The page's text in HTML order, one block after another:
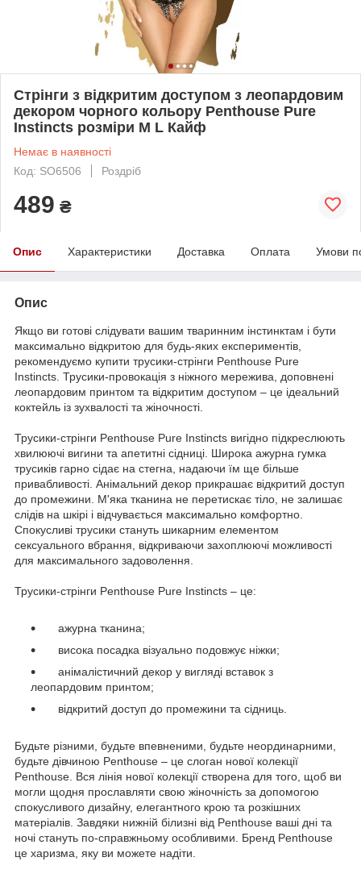
Стрінги з відкритим доступом з леопардовим
декором чорного кольору Penthouse Pure
Instincts розміри M L Кайф
Немає в наявності
Код: SO6506
Роздріб
489 ₴
Опис Характеристики Доставка Оплата Умови
Опис
Якщо ви готові слідувати вашим тваринним інстинктам і бути
максимально відкритою для будь-яких експериментів,
рекомендуємо купити трусики-стрінги Penthouse Pure
Instincts. Трусики-провокація з ніжного мережива, доповнені
леопардовим принтом та відкритим доступом – це ідеальний
коктейль із зухвалості та жіночності.
Трусики-стрінги Penthouse Pure Instincts вигідно підкреслюють
хвилюючі вигини та апетитні сідниці. Широка ажурна гумка
трусиків гарно сідає на стегна, надаючи їм ще більше
привабливості. Анімальний декор прикрашає відкритий доступ
до промежини. М'яка тканина не перетискає тіло, не залишає
слідів на шкірі і відчувається максимально комфортно.
Спокусливі трусики стануть шикарним елементом
сексуального вбрання, відкриваючи захоплюючі можливості
для максимального задоволення.
Трусики-стрінги Penthouse Pure Instincts – це:
ажурна тканина;
висока посадка візуально подовжує ніжки;
анімалістичний декор у вигляді вставок з
леопардовим принтом;
відкритий доступ до промежини та сідниць.
Будьте різними, будьте впевненими, будьте неординарними,
будьте дівчиною Penthouse – це слоган нової колекції
Penthouse. Вся лінія нової колекції створена для того, щоб ви
могли щодня прославляти свою жіночність за допомогою
спокусливого дизайну, елегантного крою та розкішних
матеріалів. Завдяки нижній білизні від Penthouse ваші дні та
ночі стануть по-справжньому особливими. Бренд Penthouse
це харизма, яку ви можете надіти.